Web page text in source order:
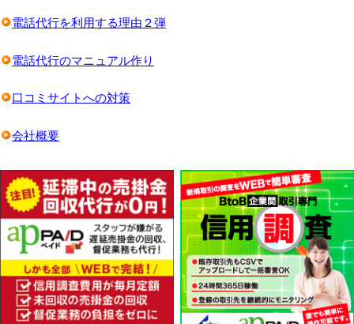
電話代行を利用する理由２弾
電話代行のマニュアル作り
口コミサイトへの対策
会社概要